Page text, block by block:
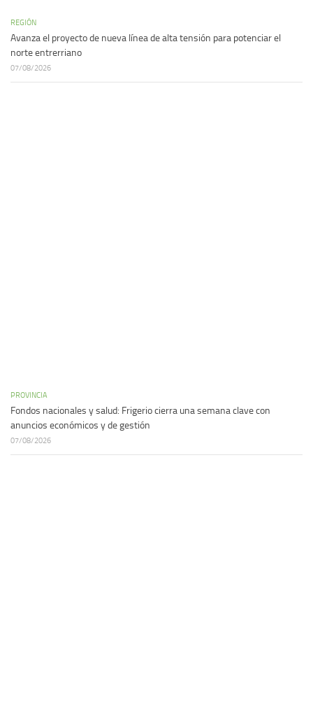
REGIÓN
Avanza el proyecto de nueva línea de alta tensión para potenciar el
norte entrerriano
07/08/2026
PROVINCIA
Fondos nacionales y salud: Frigerio cierra una semana clave con
anuncios económicos y de gestión
07/08/2026